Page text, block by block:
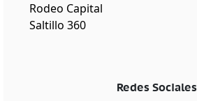
Rodeo Capital
Saltillo 360
Redes Sociales